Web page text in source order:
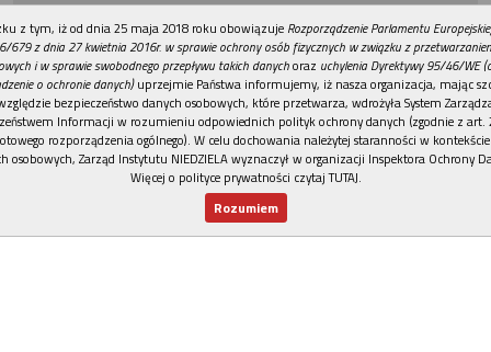
REKLAMA
z tym, iż od dnia 25 maja 2018 roku obowiązuje Rozporządzenie Parlamentu
679 z dnia 27 kwietnia 2016r. w sprawie ochrony osób fizycznych w związku z
i w sprawie swobodnego przepływu takich danychoraz uchylenia Dyrektywy 95/46/WE
o ochronie danych)uprzejmie Państwa informujemy, iż nasza organizacja, mając
bezpieczeństwo danych osobowych, które przetwarza, wdrożyła System
Informacji w rozumieniu odpowiednich polityk ochrony danych (zgodnie z art.
rozporządzenia ogólnego). W celu dochowania należytej staranności w
osobowych, Zarząd Instytutu NIEDZIELA wyznaczył w organizacji Inspektora Ochrony
Więcej o polityce prywatności czytaj TUTAJ.
Rozumiem